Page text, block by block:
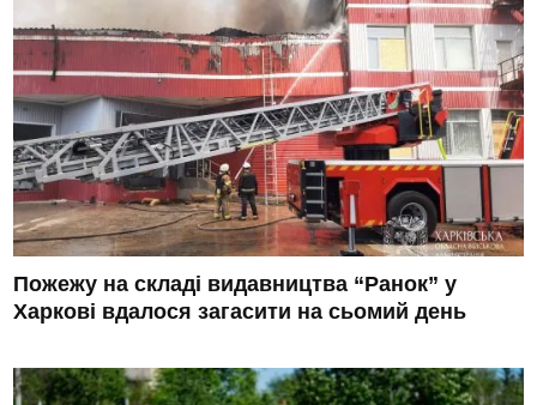
Пожежу на складі видавництва “Ранок” у
Харкові вдалося загасити на сьомий день